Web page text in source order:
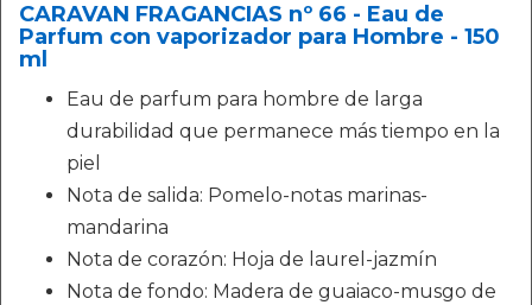
CARAVAN FRAGANCIAS nº 66 - Eau de
Parfum con vaporizador para Hombre - 150
ml
Eau de parfum para hombre de larga
durabilidad que permanece más tiempo en la
piel
Nota de salida: Pomelo-notas marinas-
mandarina
Nota de corazón: Hoja de laurel-jazmín
Nota de fondo: Madera de guaiaco-musgo de